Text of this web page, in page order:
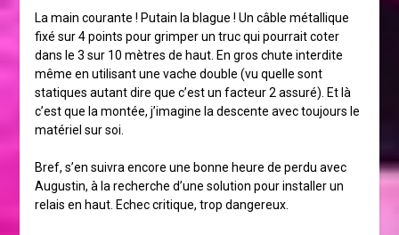
La main courante ! Putain la blague ! Un câble métallique
fixé sur 4 points pour grimper un truc qui pourrait coter
dans le 3 sur 10 mètres de haut. En gros chute interdite
même en utilisant une vache double (vu quelle sont
statiques autant dire que c’est un facteur 2 assuré). Et là
c’est que la montée, j’imagine la descente avec toujours le
matériel sur soi.
Bref, s’en suivra encore une bonne heure de perdu avec
Augustin, à la recherche d’une solution pour installer un
relais en haut. Echec critique, trop dangereux.